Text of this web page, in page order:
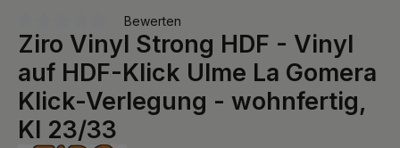
Durchschnittliche Bewertung von 0 von 5 Sternen
Bewerten
Ziro Vinyl Strong HDF - Vinyl
auf HDF-Klick Ulme La Gomera
Klick-Verlegung - wohnfertig,
Kl 23/33